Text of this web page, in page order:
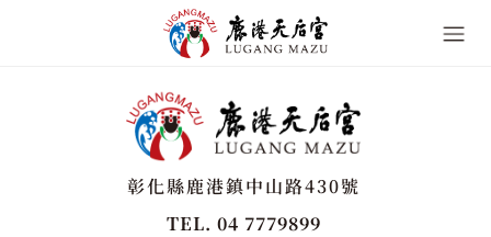
彰化縣鹿港鎮中山路430號
TEL. 04 7779899